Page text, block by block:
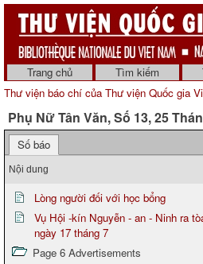
Trang chủ Tìm kiếm
Thư viện báo chí của Thư viện Quốc gia
Phụ Nữ Tân Văn, Số 13, 25
Số báo
Nội dung
Lòng người đối với học bổng
Vụ Hội -kín Nguyễn - an - Ninh ra
ngày 17 tháng 7
Page 6 Advertisements